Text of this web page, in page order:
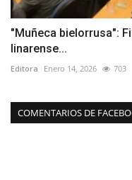
"Muñeca bielorrusa":
linarense...
Editora Enero 14, 2026 703
COMENTARIOS DE